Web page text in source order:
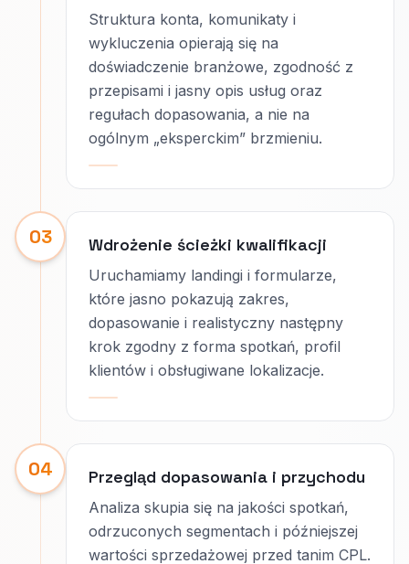
Struktura konta, komunikaty i
wykluczenia opierają się na
doświadczenie branżowe, zgodność z
przepisami i jasny opis usług oraz
regułach dopasowania, a nie na
ogólnym „eksperckim” brzmieniu.
03 Wdrożenie ścieżki kwalifikacji
Uruchamiamy landingi i formularze,
które jasno pokazują zakres,
dopasowanie i realistyczny następny
krok zgodny z forma spotkań, profil
klientów i obsługiwane lokalizacje.
04 Przegląd dopasowania i przychodu
Analiza skupia się na jakości spotkań,
odrzuconych segmentach i późniejszej
wartości sprzedażowej przed tanim CPL.